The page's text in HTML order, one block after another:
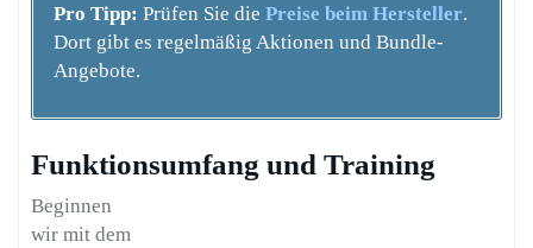
Pro Tipp: Prüfen Sie die Preise beim Hersteller.
Dort gibt es regelmäßig Aktionen und Bundle-
Angebote.
Funktionsumfang und Training
Beginnen
wir mit dem